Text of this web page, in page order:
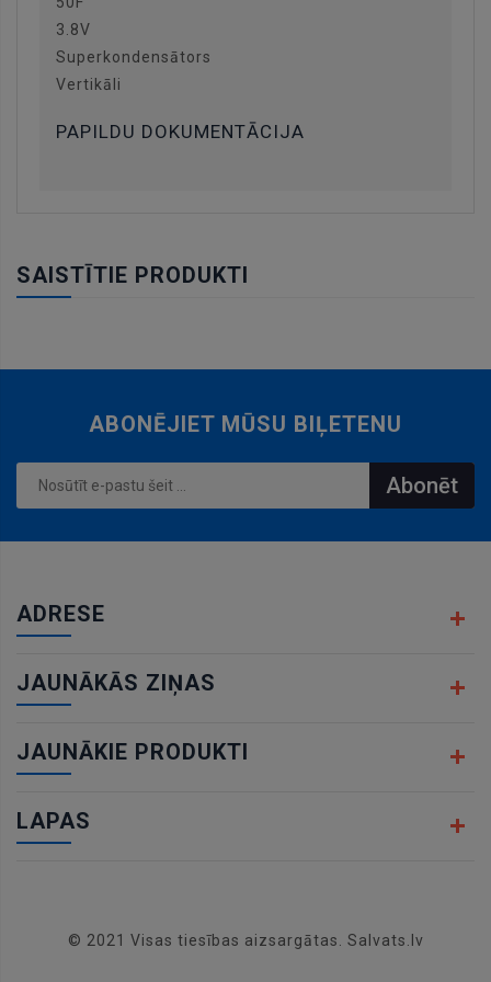
3.8V
Superkondensātors
Vertikāli
PAPILDU DOKUMENTĀCIJA
SAISTĪTIE PRODUKTI
ABONĒJIET MŪSU BIĻETENU
Abonēt
ADRESE
JAUNĀKĀS ZIŅAS
JAUNĀKIE PRODUKTI
LAPAS
© 2021 Visas tiesības aizsargātas. Salvats.lv